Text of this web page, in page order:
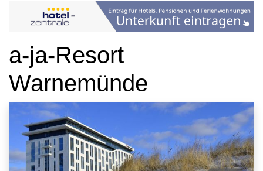
a-ja-Resort
Warnemünde